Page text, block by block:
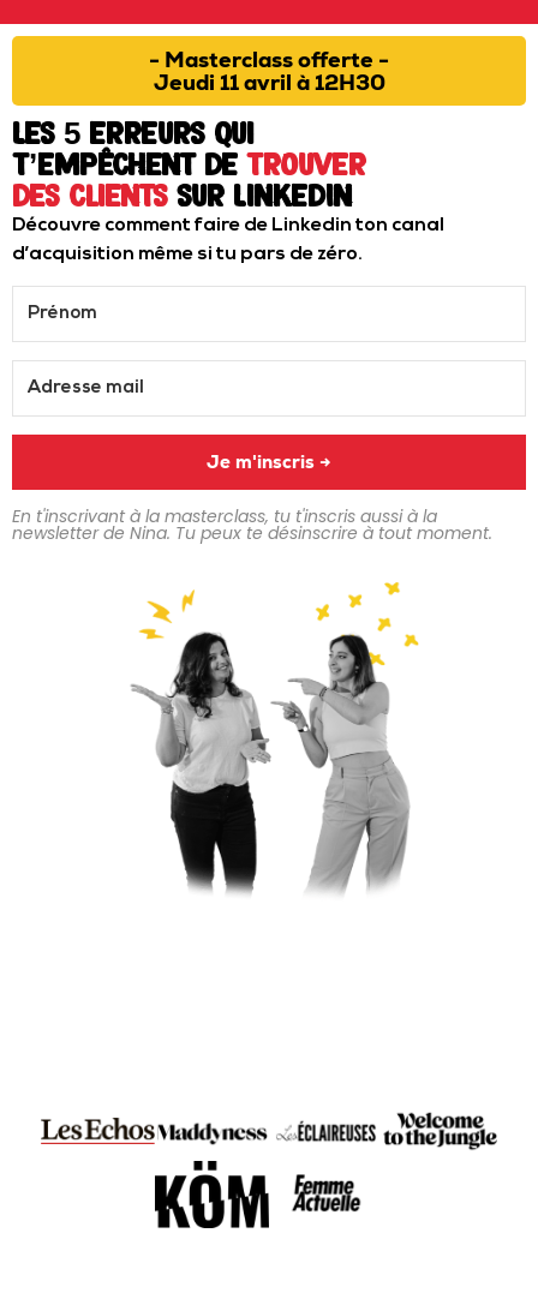
- Masterclass offerte -
Jeudi 11 avril à 12H30
Les 5 erreurs qui
t’empêchent de trouver
des clients sur LinkedIn
Découvre comment faire de Linkedin ton canal
d’acquisition même si tu pars de zéro.
Je m'inscris →
En t'inscrivant à la masterclass, tu t'inscris aussi à la
newsletter de Nina. Tu peux te désinscrire à tout moment.